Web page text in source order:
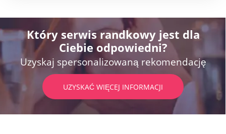
Który serwis randkowy jest dla
Ciebie odpowiedni?
Uzyskaj spersonalizowaną rekomendację
UZYSKAĆ WIĘCEJ INFORMACJI